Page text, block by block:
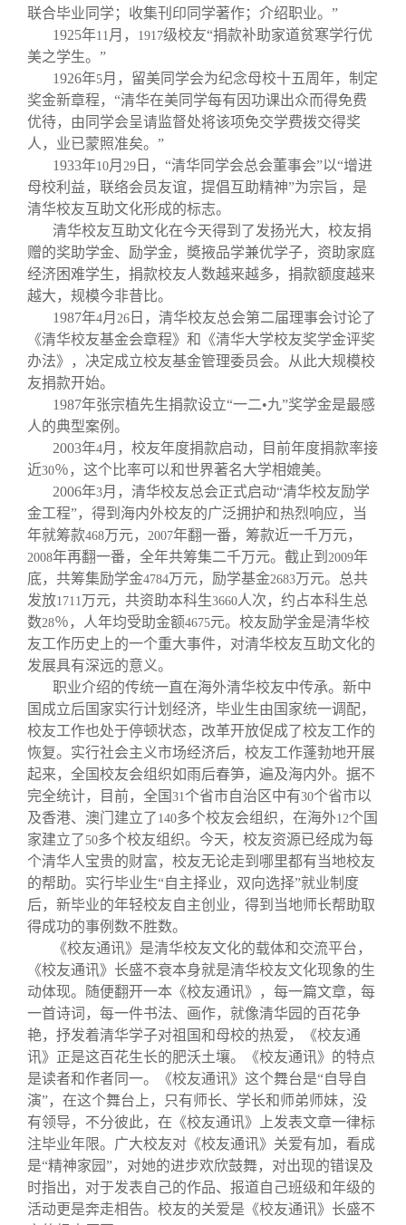
联合毕业同学；收集刊印同学著作；介绍职业。”
1925年11 月， 1917级校友“捐款补助家道贫寒学行优
美之学生。”
1926年5月，留美同学会为纪念母校十五周年，制定
奖金新章程，“清华在美同学每有因功课出众而得免费
优待，由同学会呈请监督处将该项免交学费拨交得奖
人，业已蒙照准矣。”
1933年10月 29 日，“清华同学会总会董事会”以“增进
母校利益，联络会员友谊，提倡互助精神”为宗旨，是
清华校友互助文化形成的标志。
清华校友互助文化在今天得到了发扬光大，校友捐
赠的奖助学金、励学金，奬掖品学兼优学子，资助家庭
经济困难学生，捐款校友人数越来越多，捐款额度越来
越大，规模今非昔比。
1987年4月 26 日，清华校友总会第二届理事会讨论了
《清华校友基金会章程》和《清华大学校友奖学金评奖
办法》，决定成立校友基金管理委员会。从此大规模校
友捐款开始。
1987年张宗植先生捐款设立“一二•九”奖学金是最感
人的典型案例。
2003年4月，校友年度捐款启动，目前年度捐款率接
近30％，这个比率可以和世界著名大学相媲美。
2006年3月，清华校友总会正式启动“清华校友励学
金工程”，得到海内外校友的广泛拥护和热烈响应，当
年就筹款468万元， 2007年翻一番，筹款近一千万元，
2008年再翻一番，全年共筹集二千万元。截止到 2009年
底，共筹集励学金4784万元，励学基金2683万元。总共
发放1711万元，共资助本科生3660人次，约占本科生总
数28％，人年均受助金额4675元。校友励学金是清华校
友工作历史上的一个重大事件，对清华校友互助文化的
发展具有深远的意义。
职业介绍的传统一直在海外清华校友中传承。新中
国成立后国家实行计划经济，毕业生由国家统一调配，
校友工作也处于停顿状态，改革开放促成了校友工作的
恢复。实行社会主义市场经济后，校友工作蓬勃地开展
起来，全国校友会组织如雨后春笋，遍及海内外。据不
完全统计，目前，全国 31个省市自治区中有30个省市以
及香港、澳门建立了 140多个校友会组织，在海外12个国
家建立了50多个校友组织。今天，校友资源已经成为每
个清华人宝贵的财富，校友无论走到哪里都有当地校友
的帮助。实行毕业生“自主择业，双向选择”就业制度
后，新毕业的年轻校友自主创业，得到当地师长帮助取
得成功的事例数不胜数。
《校友通讯》是清华校友文化的载体和交流平台，
《校友通讯》长盛不衰本身就是清华校友文化现象的生
动体现。随便翻开一本《校友通讯》，每一篇文章，每
一首诗词，每一件书法、画作，就像清华园的百花争
艳，抒发着清华学子对祖国和母校的热爱，《校友通
讯》正是这百花生长的肥沃土壤。《校友通讯》的特点
是读者和作者同一。《校友通讯》这个舞台是“自导自
演”，在这个舞台上，只有师长、学长和师弟师妹，没
有领导，不分彼此，在《校友通讯》上发表文章一律标
注毕业年限。广大校友对《校友通讯》关爱有加，看成
是“精神家园”，对她的进步欢欣鼓舞，对出现的错误及
时指出，对于发表自己的作品、报道自己班级和年级的
活动更是奔走相告。校友的关爱是《校友通讯》长盛不